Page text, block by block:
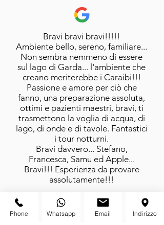
Bravi bravi bravi!!!!!
Ambiente bello, sereno, familiare...
Non sembra nemmeno di essere
sul lago di Garda... l'ambiente che
creano meriterebbe i Caraibi!!!
Passione e amore per ciò che
fanno, una preparazione assoluta,
ottimi e pazienti maestri, bravi, ti
trasmettono la voglia di acqua, di
lago, di onde e di tavole. Fantastici
i tour notturni.
Bravi davvero... Stefano,
Francesca, Samu ed Apple...
Bravi!!! Esperienza da provare
assolutamente!!!
Phone Whatsapp Email Indirizzo